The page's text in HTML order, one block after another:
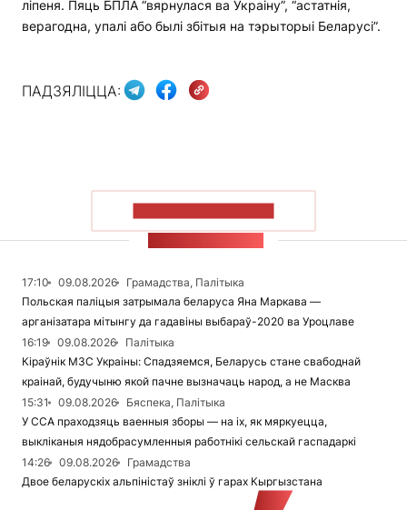
ліпеня. Пяць БПЛА “вярнулася ва Украіну”, “астатнія,
верагодна, упалі або былі збітыя на тэрыторыі Беларусі”.
ПАДЗЯЛІЦЦА:
17:10 09.08.2026
Грамадства, Палітыка
Польская паліцыя затрымала беларуса Яна Маркава —
арганізатара мітынгу да гадавіны выбараў-2020 ва Уроцлаве
16:19
09.08.2026
Палітыка
Кіраўнік МЗС Украіны: Спадзяемся, Беларусь стане свабоднай
краінай, будучыню якой пачне вызначаць народ, а не Масква
15:31
09.08.2026
Бяспека, Палітыка
У ССА праходзяць ваенныя зборы — на іх, як мяркуецца,
выкліканыя нядобрасумленныя работнікі сельскай гаспадаркі
14:26
09.08.2026
Грамадства
Двое беларускіх альпіністаў зніклі ў гарах Кыргызстана